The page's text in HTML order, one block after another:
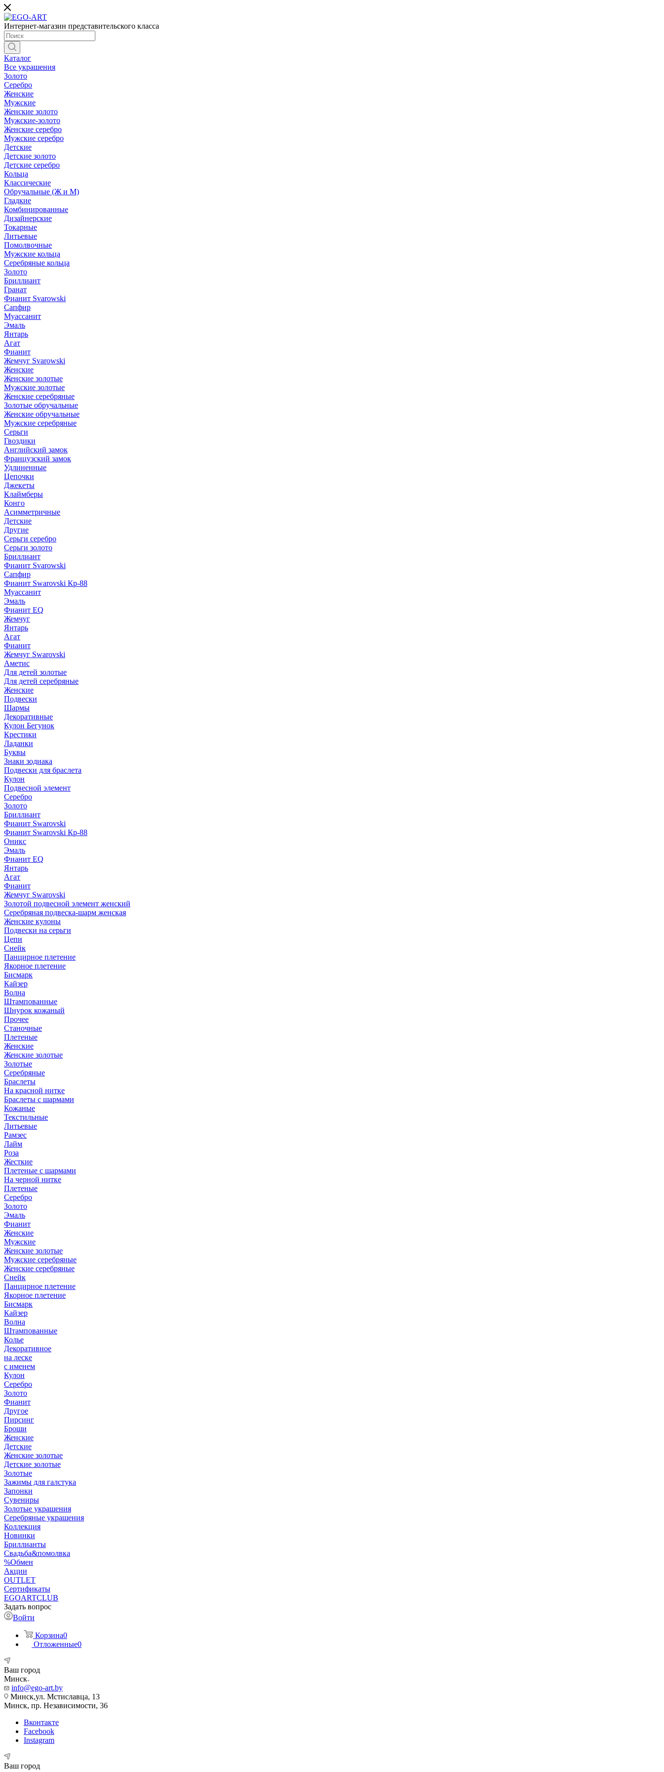
Интернет-магазин представительского класса
Каталог
Все украшения
Золото
Серебро
Женские
Мужские
Женские золото
Мужские-золото
Женские серебро
Мужские серебро
Детские
Детские золото
Детские серебро
Кольца
Классические
Обручальные (Ж и М)
Гладкие
Комбинированные
Дизайнерские
Токарные
Литьевые
Помолвочные
Мужские кольца
Серебряные кольца
Золото
Бриллиант
Гранат
Фианит Svarowski
Сапфир
Муассанит
Эмаль
Янтарь
Агат
Фианит
Жемчуг Svarowski
Женские
Женские золотые
Мужские золотые
Женские серебряные
Золотые обручальные
Женские обручальные
Мужские серебряные
Серьги
Гвоздики
Английский замок
Французский замок
Удлиненные
Цепочки
Джекеты
Клаймберы
Конго
Асимметричные
Детские
Другие
Серьги серебро
Серьги золото
Бриллиант
Фианит Svarowski
Сапфир
Фианит Swarovski Кр-88
Муассанит
Эмаль
Фианит EQ
Жемчуг
Янтарь
Агат
Фианит
Жемчуг Swarovski
Аметис
Для детей золотые
Для детей серебряные
Женские
Подвески
Шармы
Декоративные
Кулон Бегунок
Крестики
Ладанки
Буквы
Знаки зодиака
Подвески для браслета
Кулон
Подвесной элемент
Серебро
Золото
Бриллиант
Фианит Swarovski
Фианит Swarovski Кр-88
Оникс
Эмаль
Фианит EQ
Янтарь
Агат
Фианит
Жемчуг Swarovski
Золотой подвесной элемент женcкий
Серебряная подвеска-шарм женская
Женские кулоны
Подвески на серьги
Цепи
Снейк
Панцирное плетение
Якорное плетение
Бисмарк
Кайзер
Волна
Штампованные
Шнурок кожаный
Прочее
Станочные
Плетеные
Женские
Женские золотые
Золотые
Серебряные
Браслеты
На красной нитке
Браслеты с шармами
Кожаные
Текстильные
Литьевые
Рамзес
Лайм
Роза
Жесткие
Плетеные с шармами
На черной нитке
Плетеные
Серебро
Золото
Эмаль
Фианит
Женские
Мужские
Женские золотые
Мужские серебряные
Женские серебряные
Снейк
Панцирное плетение
Якорное плетение
Бисмарк
Кайзер
Волна
Штампованные
Колье
Декоративное
на леске
с именем
Кулон
Серебро
Золото
Фианит
Другое
Пирсинг
Броши
Женские
Детские
Женские золотые
Детские золотые
Золотые
Зажимы для галстука
Запонки
Сувениры
Золотые украшения
Серебряные украшения
Коллекция
Новинки
Бриллианты
Свадьба&помолвка
%Обмен
Акции
OUTLET
Сертификаты
EGOARTCLUB
Задать вопрос
Войти
Корзина0
Отложенные0
Ваш город
Минск
info@ego-art.by
Минск,ул. Мстиславца, 13
Минск, пр. Независимости, 36
Вконтакте
Facebook
Instagram
Ваш город